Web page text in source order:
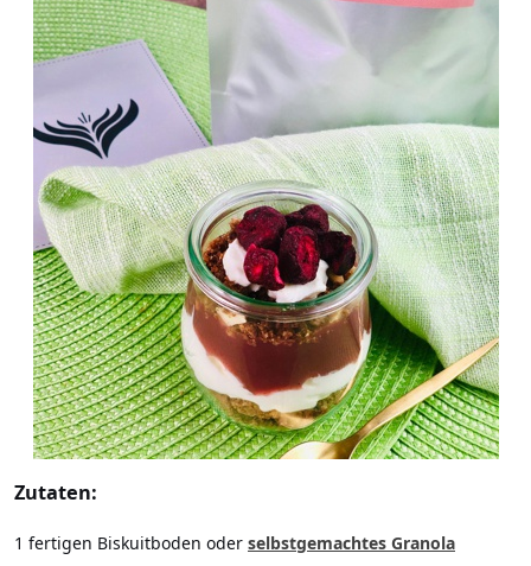
Zutaten:
1 fertigen Biskuitboden oder selbstgemachtes Granola